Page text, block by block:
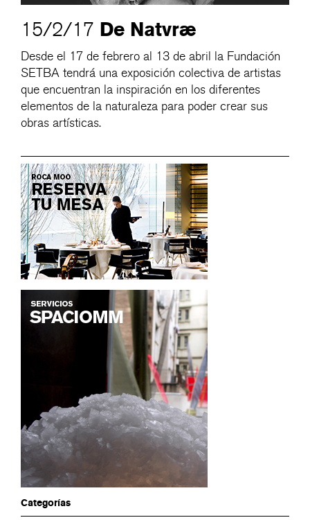
15/2/17 De Natvræ
Desde el 17 de febrero al 13 de abril la Fundación
SETBA tendrá una exposición colectiva de artistas
que encuentran la inspiración en los diferentes
elementos de la naturaleza para poder crear sus
obras artísticas.
Categorías